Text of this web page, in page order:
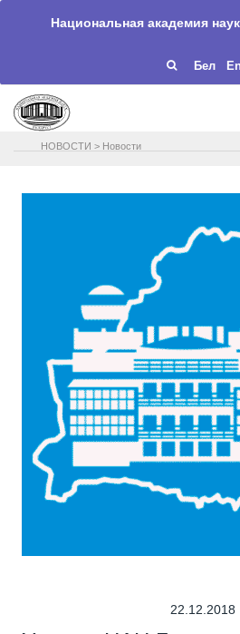
Национальная академия
Бел
НОВОСТИ > Новости
22.12.2018